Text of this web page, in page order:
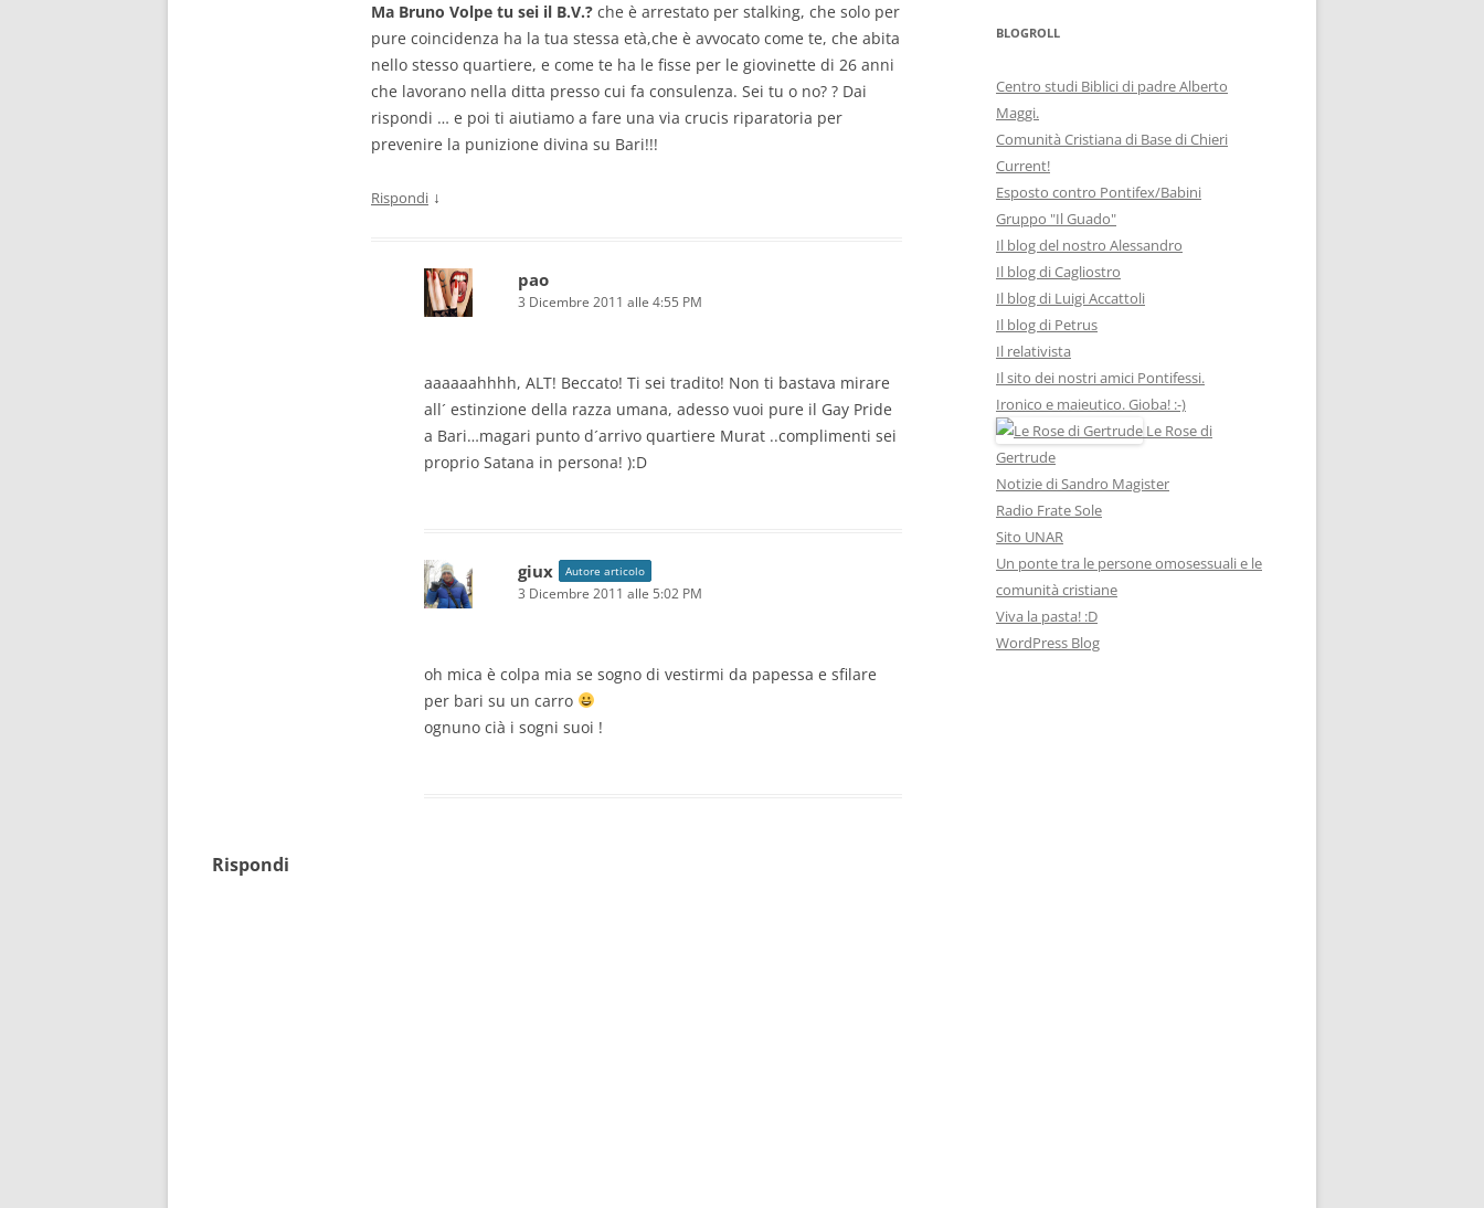
Ma Bruno Volpe tu sei il B.V.? che è arrestato per stalking, che solo per
pure coincidenza ha la tua stessa età,che è avvocato come te, che abita
nello stesso quartiere, e come te ha le fisse per le giovinette di 26 anni
che lavorano nella ditta presso cui fa consulenza. Sei tu o no? ? Dai
rispondi … e poi ti aiutiamo a fare una via crucis riparatoria per
prevenire la punizione divina su Bari!!!
Rispondi ↓
pao
3 Dicembre 2011 alle 4:55 PM
aaaaaahhhh, ALT! Beccato! Ti sei tradito! Non ti bastava mirare
all´ estinzione della razza umana, adesso vuoi pure il Gay Pride
a Bari…magari punto d´arrivo quartiere Murat ..complimenti sei
proprio Satana in persona! ):D
giux Autore articolo
3 Dicembre 2011 alle 5:02 PM
oh mica è colpa mia se sogno di vestirmi da papessa e sfilare
per bari su un carro
ognuno cià i sogni suoi !
Rispondi
BLOGROLL
Centro studi Biblici di padre Alberto
Maggi.
Comunità Cristiana di Base di Chieri
Current!
Esposto contro Pontifex/Babini
Gruppo "Il Guado"
Il blog del nostro Alessandro
Il blog di Cagliostro
Il blog di Luigi Accattoli
Il blog di Petrus
Il relativista
Il sito dei nostri amici Pontifessi.
Ironico e maieutico. Gioba! :-)
Le Rose di
Gertrude
Notizie di Sandro Magister
Radio Frate Sole
Sito UNAR
Un ponte tra le persone omosessuali e le
comunità cristiane
Viva la pasta! :D
WordPress Blog